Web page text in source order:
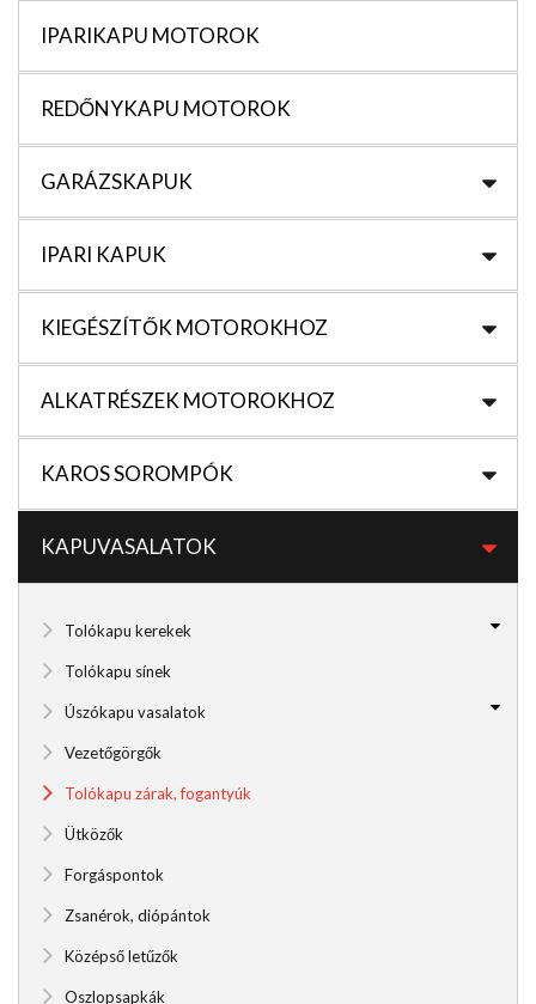
IPARIKAPU MOTOROK
REDŐNYKAPU MOTOROK
GARÁZSKAPUK
IPARI KAPUK
KIEGÉSZÍTŐK MOTOROKHOZ
ALKATRÉSZEK MOTOROKHOZ
KAROS SOROMPÓK
KAPUVASALATOK
Tolókapu kerekek
Tolókapu sínek
Úszókapu vasalatok
Vezetőgörgők
Tolókapu zárak, fogantyúk
Ütközők
Forgáspontok
Zsanérok, diópántok
Középső letűzők
Oszlopsapkák